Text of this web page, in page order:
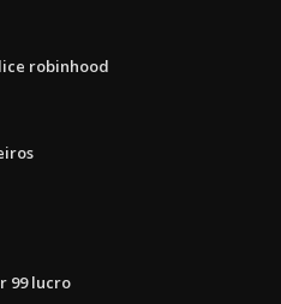
robinhood
99 lucro